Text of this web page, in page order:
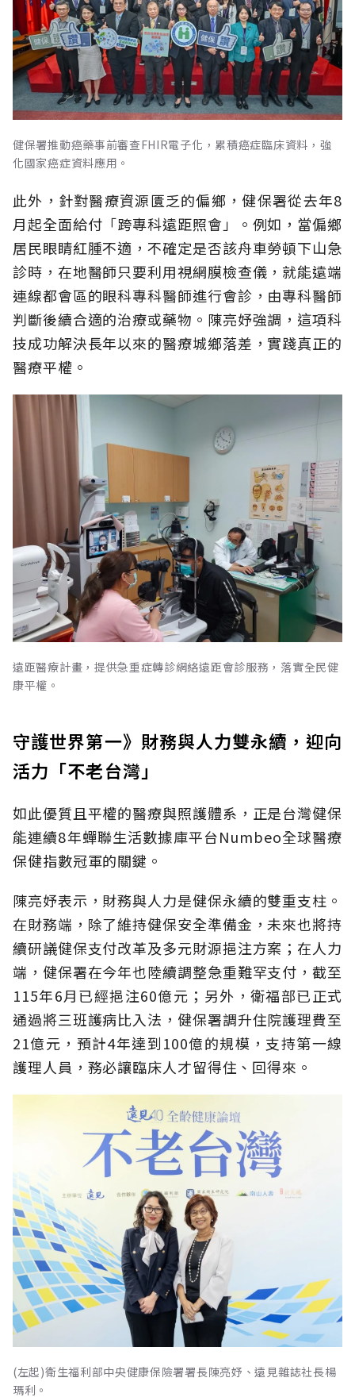
健保署推動癌藥事前審查FHIR電子化，累積癌症臨床資料，強
化國家癌症資料應用。
此外，針對醫療資源匱乏的偏鄉，健保署從去年8
月起全面給付「跨專科遠距照會」。例如，當偏鄉
居民眼睛紅腫不適，不確定是否該舟車勞頓下山急
診時，在地醫師只要利用視網膜檢查儀，就能遠端
連線都會區的眼科專科醫師進行會診，由專科醫師
判斷後續合適的治療或藥物。陳亮妤強調，這項科
技成功解決長年以來的醫療城鄉落差，實踐真正的
醫療平權。
遠距醫療計畫，提供急重症轉診網絡遠距會診服務，落實全民健
康平權。
守護世界第一》財務與人力雙永續，迎向
活力「不老台灣」
如此優質且平權的醫療與照護體系，正是台灣健保
能連續8年蟬聯生活數據庫平台Numbeo全球醫療
保健指數冠軍的關鍵。
陳亮妤表示，財務與人力是健保永續的雙重支柱。
在財務端，除了維持健保安全準備金，未來也將持
續研議健保支付改革及多元財源挹注方案；在人力
端，健保署在今年也陸續調整急重難罕支付，截至
115年6月已經挹注60億元；另外，衛福部已正式
通過將三班護病比入法，健保署調升住院護理費至
21億元，預計4年達到100億的規模，支持第一線
護理人員，務必讓臨床人才留得住、回得來。
(左起)衛生福利部中央健康保險署署長陳亮妤、遠見雜誌社長楊
瑪利。